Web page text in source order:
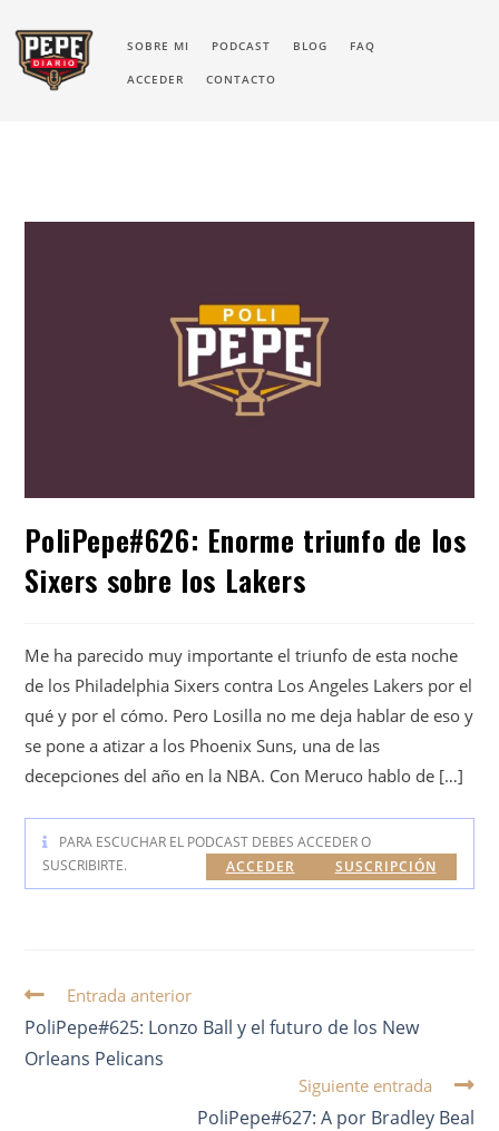
SOBRE MI PODCAST BLOG FAQ
ACCEDER CONTACTO
PoliPepe#626: Enorme triunfo de los
Sixers sobre los Lakers
Me ha parecido muy importante el triunfo de esta noche
de los Philadelphia Sixers contra Los Angeles Lakers por el
qué y por el cómo. Pero Losilla no me deja hablar de eso y
se pone a atizar a los Phoenix Suns, una de las
decepciones del año en la NBA. Con Meruco hablo de […]
PARA ESCUCHAR EL PODCAST DEBES ACCEDER O
SUSCRIBIRTE.
SUSCRIPCIÓN
ACCEDER
Entrada anterior
PoliPepe#625: Lonzo Ball y el futuro de los New
Orleans Pelicans
Siguiente entrada
PoliPepe#627: A por Bradley Beal